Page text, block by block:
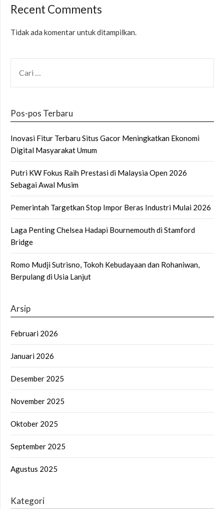
Recent Comments
Tidak ada komentar untuk ditampilkan.
UNTUK:
Pos-pos Terbaru
Inovasi Fitur Terbaru Situs Gacor Meningkatkan Ekonomi
Digital Masyarakat Umum
Putri KW Fokus Raih Prestasi di Malaysia Open 2026
Sebagai Awal Musim
Pemerintah Targetkan Stop Impor Beras Industri Mulai 2026
Laga Penting Chelsea Hadapi Bournemouth di Stamford
Bridge
Romo Mudji Sutrisno, Tokoh Kebudayaan dan Rohaniwan,
Berpulang di Usia Lanjut
Arsip
Februari 2026
Januari 2026
Desember 2025
November 2025
Oktober 2025
September 2025
Agustus 2025
Kategori